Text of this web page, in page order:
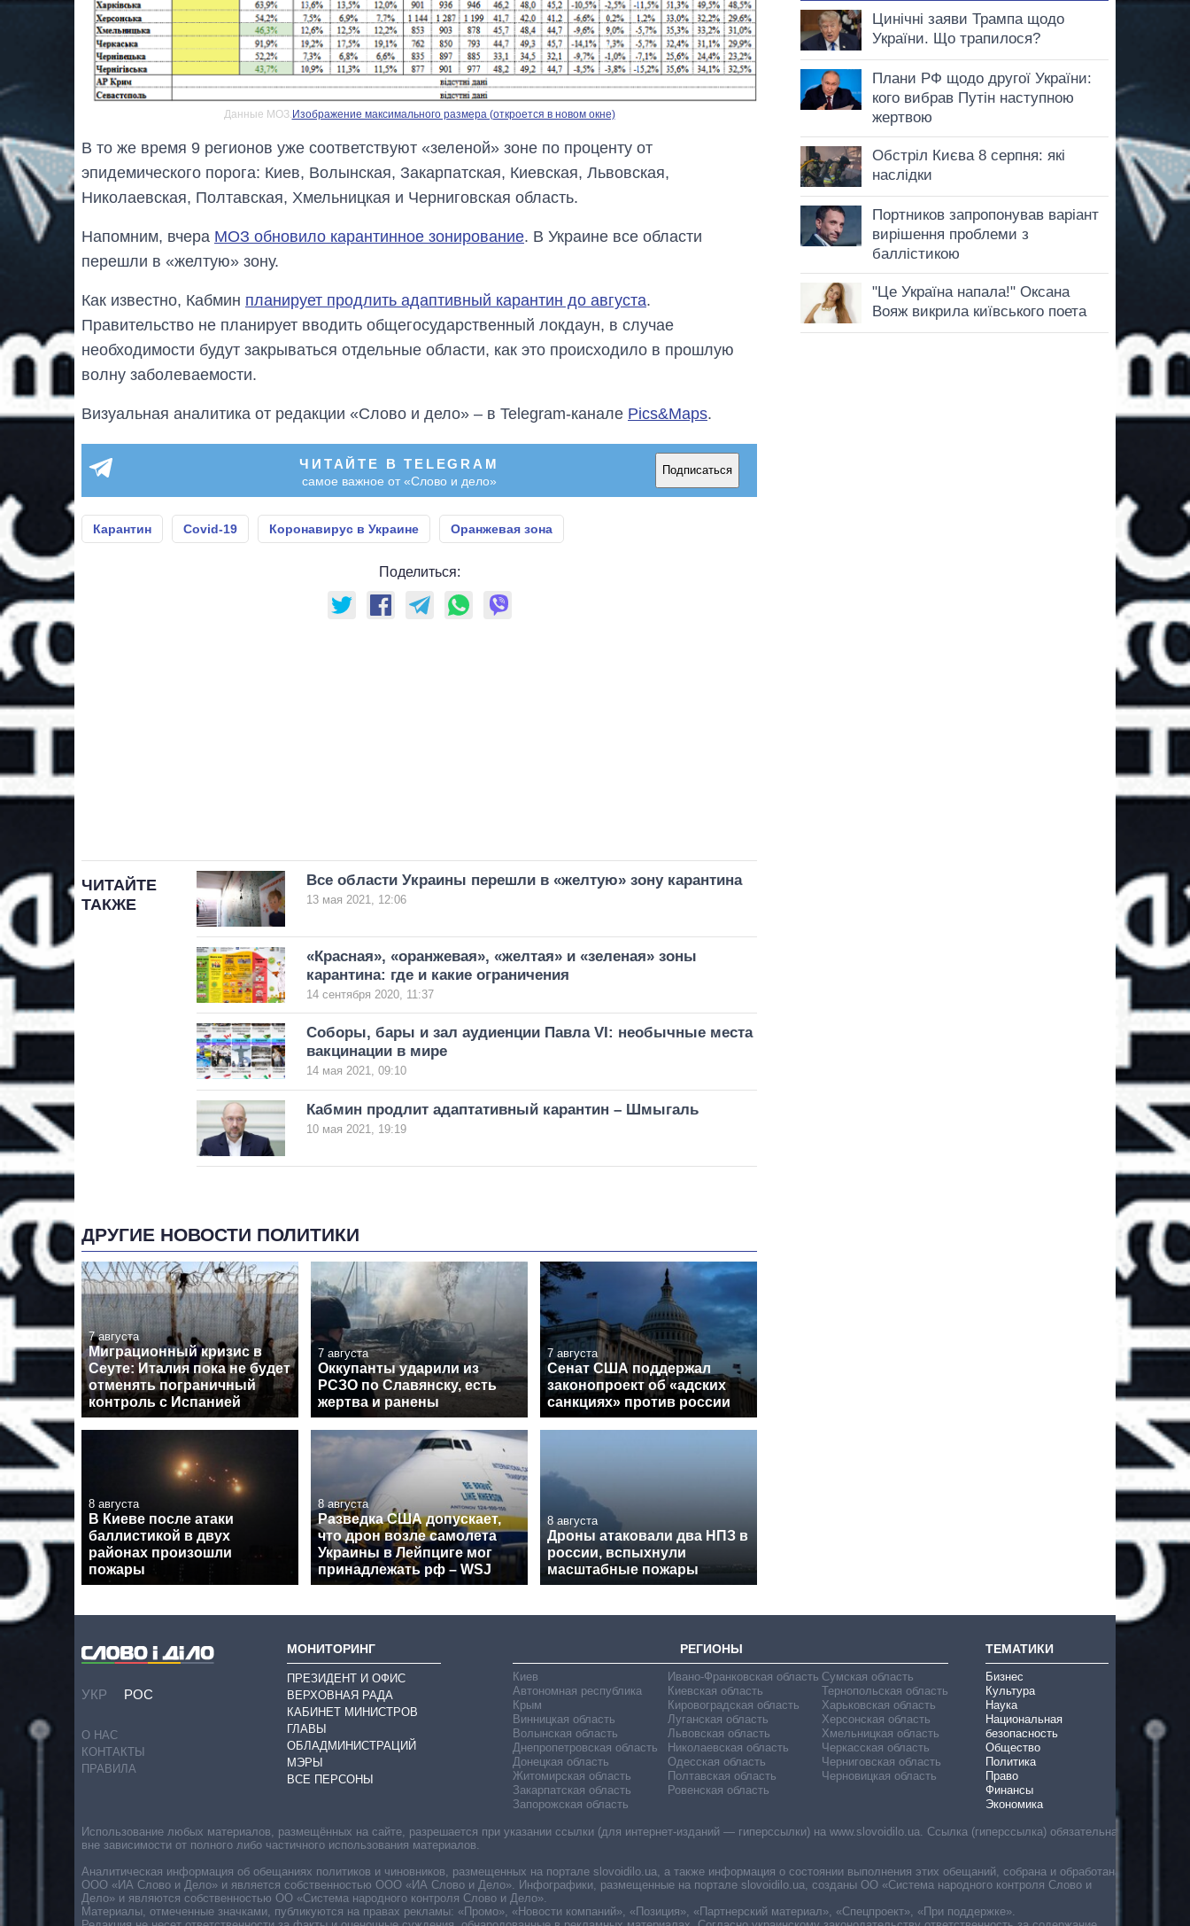
Данные МОЗ. Изображение максимального размера (откроется в новом окне)
В то же время 9 регионов уже соответствуют «зеленой» зоне по проценту от
эпидемического порога: Киев, Волынская, Закарпатская, Киевская, Львовская,
Николаевская, Полтавская, Хмельницкая и Черниговская область.
Напомним, вчера МОЗ обновило карантинное зонирование. В Украине все области
перешли в «желтую» зону.
Как известно, Кабмин планирует продлить адаптивный карантин до августа.
Правительство не планирует вводить общегосударственный локдаун, в случае
необходимости будут закрываться отдельные области, как это происходило в прошлую
волну заболеваемости.
Визуальная аналитика от редакции «Слово и дело» – в Telegram-канале Pics&Maps.
ЧИТАЙТЕ В TELEGRAM
самое важное от «Слово и дело»
Подписаться
Карантин Covid-19 Коронавирус в Украине Оранжевая зона
Поделиться:
ЧИТАЙТЕ
ТАКЖЕ
Все области Украины перешли в «желтую» зону карантина
13 мая 2021, 12:06
«Красная», «оранжевая», «желтая» и «зеленая» зоны
карантина: где и какие ограничения
14 сентября 2020, 11:37
Соборы, бары и зал аудиенции Павла VI: необычные места
вакцинации в мире
14 мая 2021, 09:10
Кабмин продлит адаптативный карантин – Шмыгаль
10 мая 2021, 19:19
ДРУГИЕ НОВОСТИ ПОЛИТИКИ
7 августа
Миграционный кризис в
Сеуте: Италия пока не будет
отменять пограничный
контроль с Испанией
7 августа
Оккупанты ударили из
РСЗО по Славянску, есть
жертва и ранены
7 августа
Сенат США поддержал
законопроект об «адских
санкциях» против россии
8 августа
В Киеве после атаки
баллистикой в двух
районах произошли
пожары
8 августа
Разведка США допускает,
что дрон возле самолета
Украины в Лейпциге мог
принадлежать рф – WSJ
8 августа
Дроны атаковали два НПЗ в
россии, вспыхнули
масштабные пожары
УКР РОС
О НАС
КОНТАКТЫ
ПРАВИЛА
МОНИТОРИНГ
ПРЕЗИДЕНТ И ОФИС
ВЕРХОВНАЯ РАДА
КАБИНЕТ МИНИСТРОВ
ГЛАВЫ
ОБЛАДМИНИСТРАЦИЙ
МЭРЫ
ВСЕ ПЕРСОНЫ
РЕГИОНЫ
Киев
Автономная республика
Крым
Винницкая область
Волынская область
Днепропетровская область
Донецкая область
Житомирская область
Закарпатская область
Запорожская область
Ивано-Франковская область
Киевская область
Кировоградская область
Луганская область
Львовская область
Николаевская область
Одесская область
Полтавская область
Ровенская область
Сумская область
Тернопольская область
Харьковская область
Херсонская область
Хмельницкая область
Черкасская область
Черниговская область
Черновицкая область
ТЕМАТИКИ
Бизнес
Культура
Наука
Национальная
безопасность
Общество
Политика
Право
Финансы
Экономика
Использование любых материалов, размещённых на сайте, разрешается при указании ссылки (для интернет-изданий — гиперссылки) на www.slovoidilo.ua. Ссылка (гиперссылка) обязательна
вне зависимости от полного либо частичного использования материалов.
Аналитическая информация об обещаниях политиков и чиновников, размещенных на портале slovoidilo.ua, а также информация о состоянии выполнения этих обещаний, собрана и обработана
ООО «ИА Слово и Дело» и является собственностью ООО «ИА Слово и Дело». Инфографики, размещенные на портале slovoidilo.ua, созданы ОО «Система народного контроля Слово и
Дело» и являются собственностью ОО «Система народного контроля Слово и Дело».
Материалы, отмеченные значками, публикуются на правах рекламы: «Промо», «Новости компаний», «Позиция», «Партнерский материал», «Спецпроект», «При поддержке».